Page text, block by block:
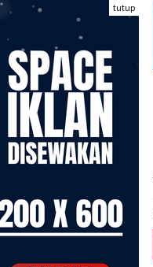
Loncat
konten
tutup